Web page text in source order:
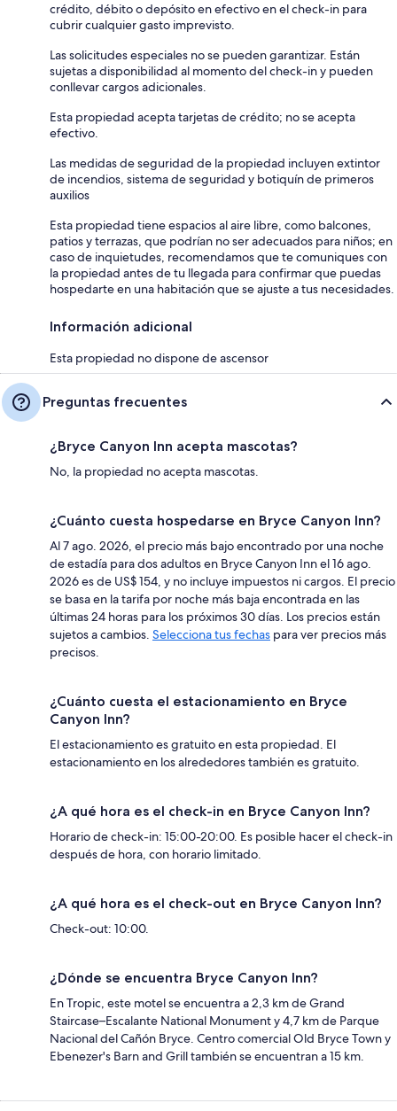
crédito, débito o depósito en efectivo en el check-in para
cubrir cualquier gasto imprevisto.
Las solicitudes especiales no se pueden garantizar. Están
sujetas a disponibilidad al momento del check-in y pueden
conllevar cargos adicionales.
Esta propiedad acepta tarjetas de crédito; no se acepta
efectivo.
Las medidas de seguridad de la propiedad incluyen extintor
de incendios, sistema de seguridad y botiquín de primeros
auxilios
Esta propiedad tiene espacios al aire libre, como balcones,
patios y terrazas, que podrían no ser adecuados para niños; en
caso de inquietudes, recomendamos que te comuniques con
la propiedad antes de tu llegada para confirmar que puedas
hospedarte en una habitación que se ajuste a tus necesidades.
Información adicional
Esta propiedad no dispone de ascensor
Preguntas frecuentes
¿Bryce Canyon Inn acepta mascotas?
No, la propiedad no acepta mascotas.
¿Cuánto cuesta hospedarse en Bryce Canyon Inn?
Al 7 ago. 2026, el precio más bajo encontrado por una noche
de estadía para dos adultos en Bryce Canyon Inn el 16 ago.
2026 es de US$ 154, y no incluye impuestos ni cargos. El precio
se basa en la tarifa por noche más baja encontrada en las
últimas 24 horas para los próximos 30 días. Los precios están
sujetos a cambios. Selecciona tus fechas para ver precios más
precisos.
¿Cuánto cuesta el estacionamiento en Bryce
Canyon Inn?
El estacionamiento es gratuito en esta propiedad. El
estacionamiento en los alrededores también es gratuito.
¿A qué hora es el check-in en Bryce Canyon Inn?
Horario de check-in: 15:00-20:00. Es posible hacer el check-in
después de hora, con horario limitado.
¿A qué hora es el check-out en Bryce Canyon Inn?
Check-out: 10:00.
¿Dónde se encuentra Bryce Canyon Inn?
En Tropic, este motel se encuentra a 2,3 km de Grand
Staircase–Escalante National Monument y 4,7 km de Parque
Nacional del Cañón Bryce. Centro comercial Old Bryce Town y
Ebenezer's Barn and Grill también se encuentran a 15 km.